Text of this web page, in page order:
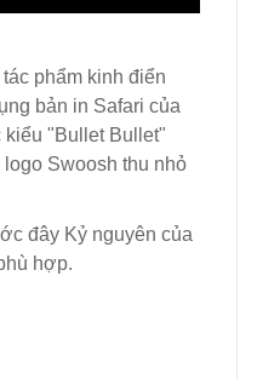
phẩm kinh điển
bản in Safari của
kiểu "Bullet Bullet"
Swoosh thu nhỏ
đây Kỷ nguyên của
hợp.